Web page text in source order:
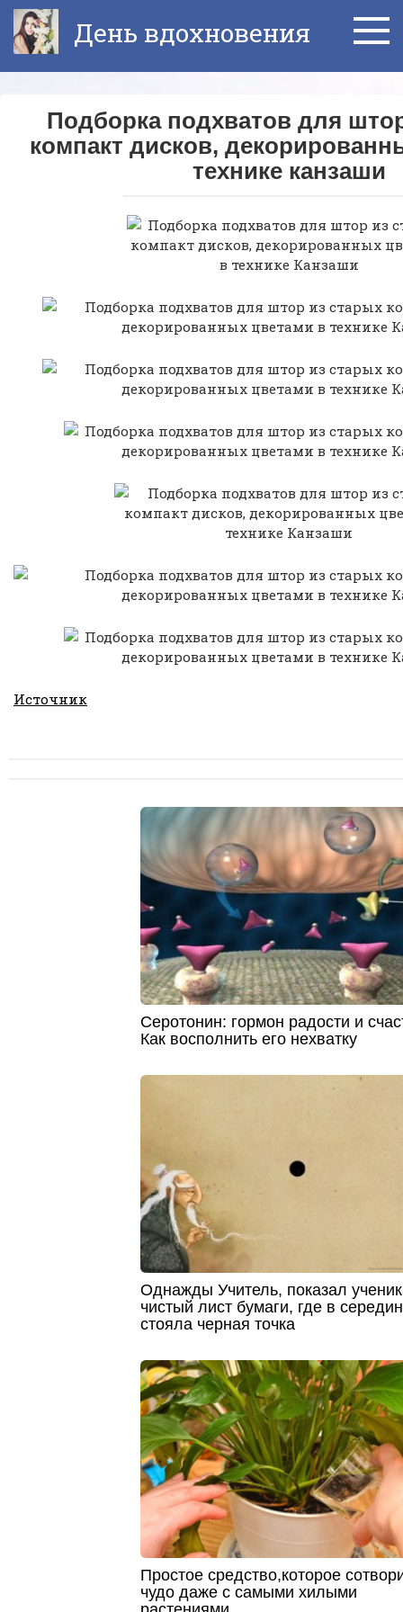
Перейти
контенту
День вдохновения
Подборка подхватов для
компакт дисков,
технике канзаши
Источник
Серотонин: гормон радости и
Как восполнить его нехватку
Однажды Учитель, показал
чистый лист бумаги, где в
стояла черная точка
Простое средство,которое
чудо даже с самыми хилыми